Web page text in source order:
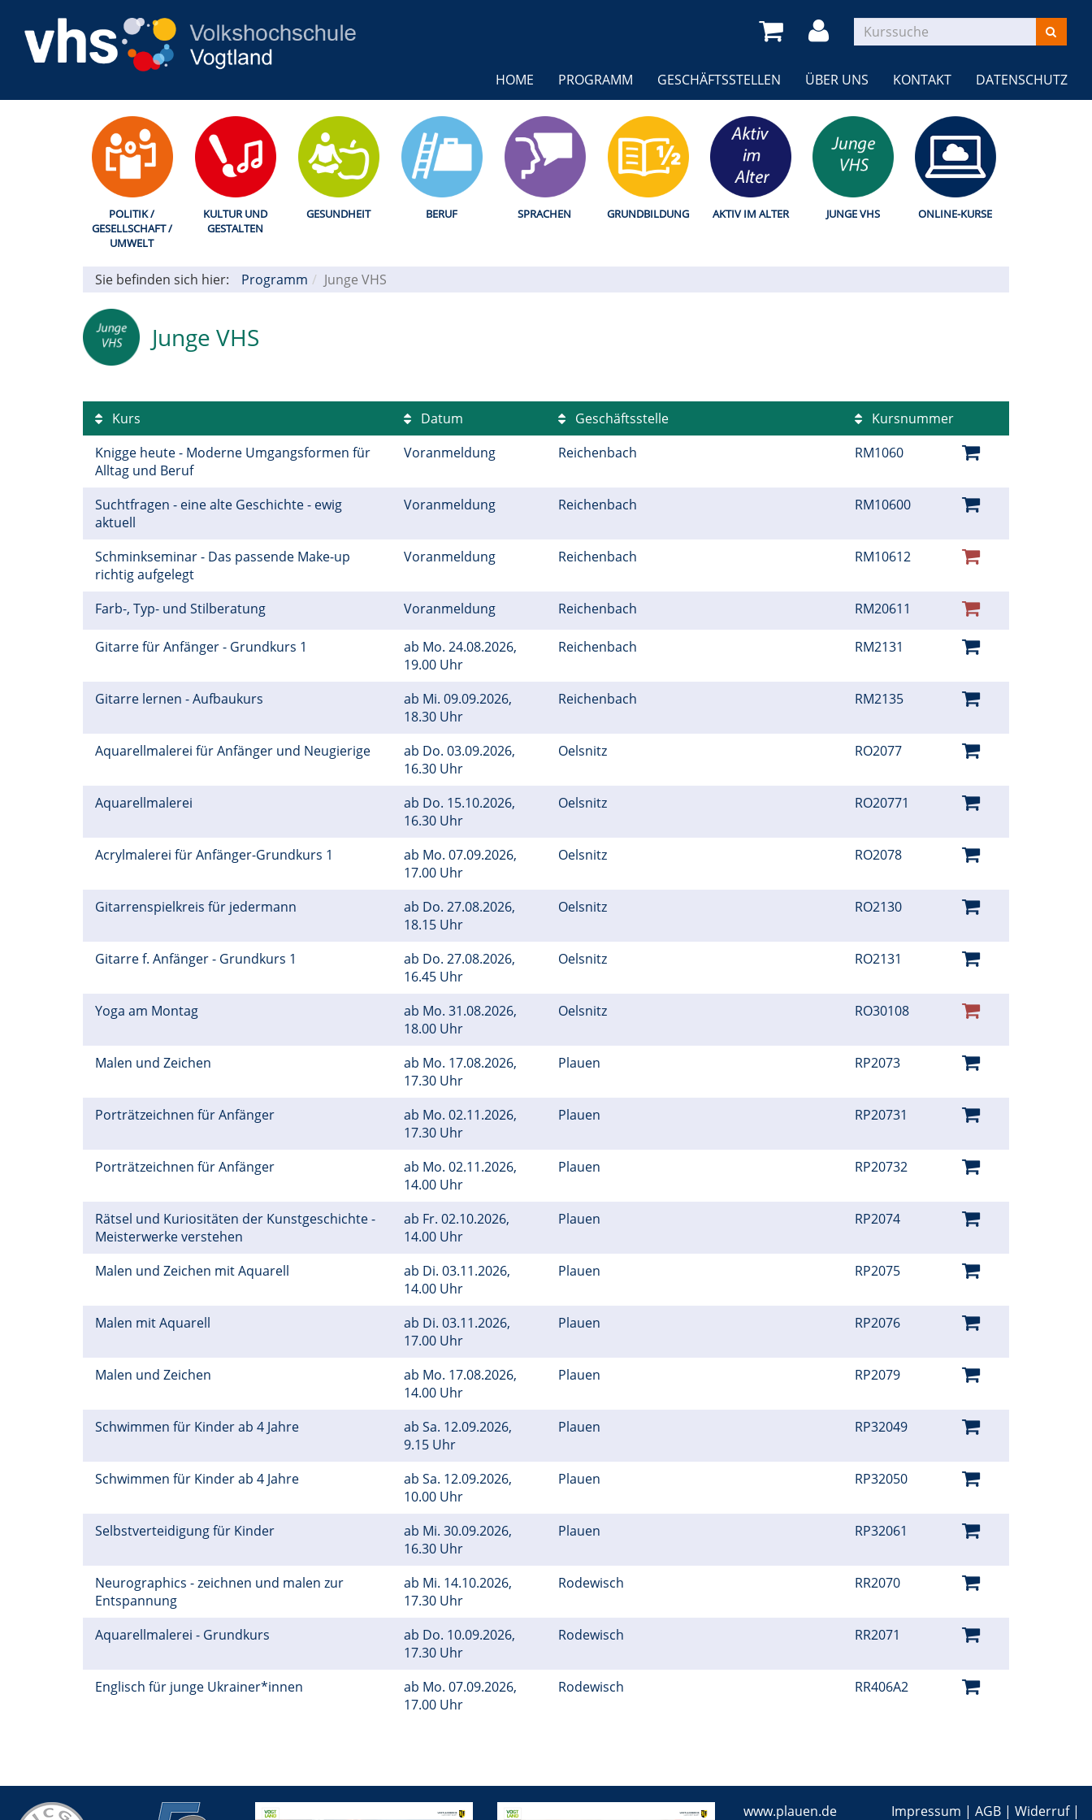
HOME PROGRAMM GESCHÄFTSSTELLEN ÜBER UNS KONTAKT DATENSCHUTZ
POLITIK /
GESELLSCHAFT /
UMWELT
KULTUR UND
GESTALTEN
GESUNDHEIT BERUF SPRACHEN GRUNDBILDUNG AKTIV IM ALTER JUNGE VHS ONLINE-KURSE
Sie befinden sich hier: Programm Junge VHS
Junge VHS
Kurs Datum Geschäftsstelle
Kursnummer
Knigge heute - Moderne Umgangsformen für
Alltag und Beruf
Voranmeldung Reichenbach RM1060
Suchtfragen - eine alte Geschichte - ewig
aktuell
Voranmeldung Reichenbach RM10600
Schminkseminar - Das passende Make-up
richtig aufgelegt
Voranmeldung Reichenbach RM10612
Farb-, Typ- und Stilberatung Voranmeldung Reichenbach RM20611
Gitarre für Anfänger - Grundkurs 1 ab Mo. 24.08.2026,
19.00 Uhr
Reichenbach RM2131
Gitarre lernen - Aufbaukurs ab Mi. 09.09.2026,
18.30 Uhr
Reichenbach RM2135
Aquarellmalerei für Anfänger und Neugierige ab Do. 03.09.2026,
16.30 Uhr
Oelsnitz RO2077
Aquarellmalerei ab Do. 15.10.2026,
16.30 Uhr
Oelsnitz RO20771
Acrylmalerei für Anfänger-Grundkurs 1 ab Mo. 07.09.2026,
17.00 Uhr
Oelsnitz RO2078
Gitarrenspielkreis für jedermann ab Do. 27.08.2026,
18.15 Uhr
Oelsnitz RO2130
Gitarre f. Anfänger - Grundkurs 1 ab Do. 27.08.2026,
16.45 Uhr
Oelsnitz RO2131
Yoga am Montag ab Mo. 31.08.2026,
18.00 Uhr
Oelsnitz RO30108
Malen und Zeichen ab Mo. 17.08.2026,
17.30 Uhr
Plauen RP2073
Porträtzeichnen für Anfänger ab Mo. 02.11.2026,
17.30 Uhr
Plauen RP20731
Porträtzeichnen für Anfänger ab Mo. 02.11.2026,
14.00 Uhr
Plauen RP20732
Rätsel und Kuriositäten der Kunstgeschichte -
Meisterwerke verstehen
ab Fr. 02.10.2026,
14.00 Uhr
Plauen RP2074
Malen und Zeichen mit Aquarell ab Di. 03.11.2026,
14.00 Uhr
Plauen RP2075
Malen mit Aquarell ab Di. 03.11.2026,
17.00 Uhr
Plauen RP2076
Malen und Zeichen ab Mo. 17.08.2026,
14.00 Uhr
Plauen RP2079
Schwimmen für Kinder ab 4 Jahre ab Sa. 12.09.2026,
9.15 Uhr
Plauen RP32049
Schwimmen für Kinder ab 4 Jahre ab Sa. 12.09.2026,
10.00 Uhr
Plauen RP32050
Selbstverteidigung für Kinder ab Mi. 30.09.2026,
16.30 Uhr
Plauen RP32061
Neurographics - zeichnen und malen zur
Entspannung
ab Mi. 14.10.2026,
17.30 Uhr
Rodewisch RR2070
Aquarellmalerei - Grundkurs ab Do. 10.09.2026,
17.30 Uhr
Rodewisch RR2071
Englisch für junge Ukrainer*innen ab Mo. 07.09.2026,
17.00 Uhr
Rodewisch RR406A2
www.plauen.de Impressum | AGB| Widerruf|